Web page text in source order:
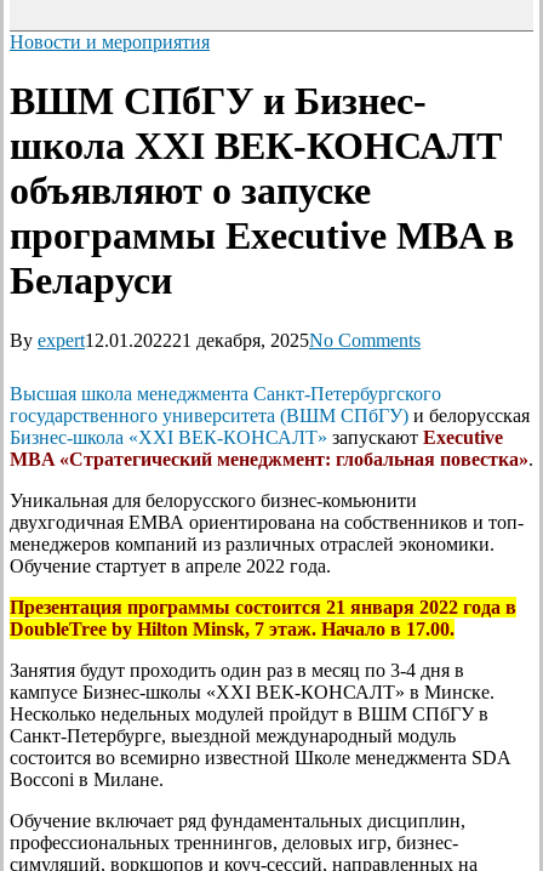
Новости и мероприятия
ВШМ СПбГУ и Бизнес-
школа XXI ВЕК-КОНСАЛТ
объявляют о запуске
программы Executive MBA в
Беларуси
By expert12.01.202221 декабря, 2025No Comments
Высшая школа менеджмента Санкт-Петербургского
государственного университета (ВШМ СПбГУ) и белорусская
Бизнес-школа «XXI ВЕК-КОНСАЛТ» запускают Executive
MBA «Стратегический менеджмент: глобальная повестка».
Уникальная для белорусского бизнес-комьюнити
двухгодичная ЕМВА ориентирована на собственников и топ-
менеджеров компаний из различных отраслей экономики.
Обучение стартует в апреле 2022 года.
Презентация программы состоится 21 января 2022 года в
DoubleTree by Hilton Minsk, 7 этаж. Начало в 17.00.
Занятия будут проходить один раз в месяц по 3-4 дня в
кампусе Бизнес-школы «XXI ВЕК-КОНСАЛТ» в Минске.
Несколько недельных модулей пройдут в ВШМ СПбГУ в
Санкт-Петербурге, выездной международный модуль
состоится во всемирно известной Школе менеджмента SDA
Bocconi в Милане.
Обучение включает ряд фундаментальных дисциплин,
профессиональных треннингов, деловых игр, бизнес-
симуляций, воркшопов и коуч-сессий, направленных на